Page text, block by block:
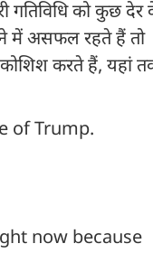
गतिविधि को कुछ देर
में असफल रहते हैं तो
कोशिश करते हैं, यहां
of Trump.
now because